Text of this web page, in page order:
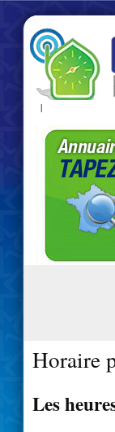
|
Horaire
Les